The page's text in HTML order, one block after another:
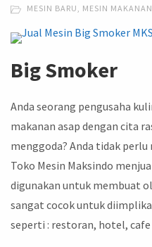
MESIN BARU, MESIN MAKANAN
Big Smoker
Anda seorang pengusaha
makanan asap dengan cita
menggoda? Anda tidak
Toko Mesin Maksindo
digunakan untuk membuat
sangat cocok untuk
seperti : restoran, hotel,